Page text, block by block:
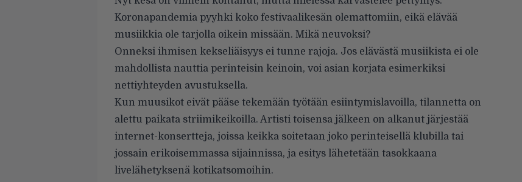
Koronapandemia pyyhki koko festivaalikesän olemattomiin, eikä elävää
musiikkia ole tarjolla oikein missään. Mikä neuvoksi?
Onneksi ihmisen kekseliäisyys ei tunne rajoja. Jos elävästä musiikista ei ole
mahdollista nauttia perinteisin keinoin, voi asian korjata esimerkiksi
nettiyhteyden avustuksella.
Kun muusikot eivät pääse tekemään työtään esiintymislavoilla, tilannetta on
alettu paikata striimikeikoilla. Artisti toisensa jälkeen on alkanut järjestää
internet-konsertteja, joissa keikka soitetaan joko perinteisellä klubilla tai
jossain erikoisemmassa sijainnissa, ja esitys lähetetään tasokkaana
livelähetyksenä kotikatsomoihin.